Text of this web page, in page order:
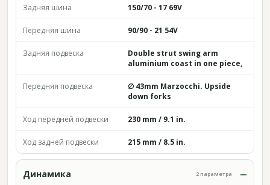
Задняя шина 150/70 - 17 69V
Передняя шина 90/90 - 21 54V
Задняя подвеска
Double strut swing arm
aluminium coast in one piece,
Передняя подвеска
∅ 43mm Marzocchi. Upside
down forks
Ход передней подвески 230 mm / 9.1 in.
Ход задней подвески 215 mm / 8.5 in.
Динамика 2 параметра